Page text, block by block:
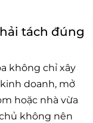
tách đúng
không chỉ xây
doanh, mở
hoặc nhà vừa
không nên